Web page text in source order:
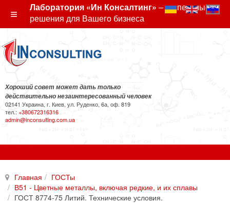
Лаборатория «Ин Консалтинг» – экспертные
решения для Вашего бизнеса
Хороший совет может дать только
действительно незаинтересованный человек
02141 Украина, г. Киев, ул. Руденко, 6а, оф. 819
тел.: +380672316316
admin@inconsulting.com.ua
Главная
ГОСТы
В51 - Цветные металлы, включая редкие, и их сплавы
ГОСТ 8774-75 Литий. Технические условия.